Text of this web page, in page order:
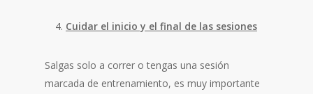
Cuidar el inicio y el final de las sesiones
Salgas solo a correr o tengas una sesión
marcada de entrenamiento, es muy importante